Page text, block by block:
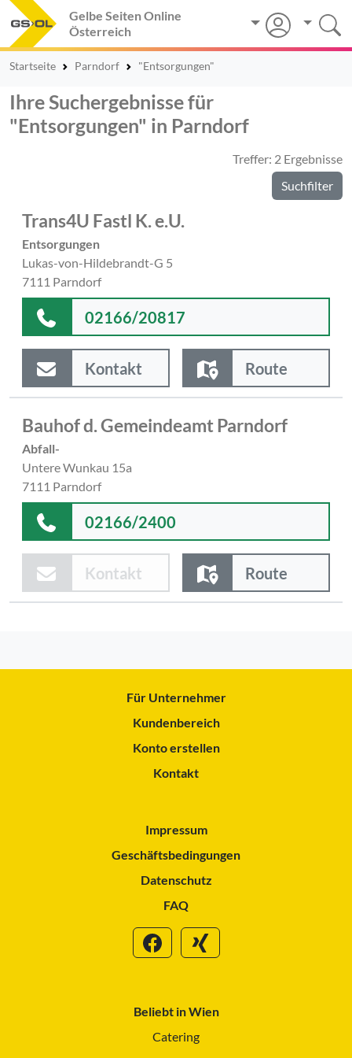
Gelbe Seiten Online
Österreich
Startseite Parndorf "Entsorgungen"
Ihre Suchergebnisse für
"Entsorgungen" in Parndorf
Treffer: 2 Ergebnisse
Suchfilter
Trans4U Fastl K. e.U.
Entsorgungen
Lukas-von-Hildebrandt-G 5
7111 Parndorf
02166/20817
Kontakt Route
Bauhof d. Gemeindeamt Parndorf
Abfall-
Untere Wunkau 15a
7111 Parndorf
02166/2400
Kontakt Route
Für Unternehmer
Kundenbereich
Konto erstellen
Kontakt
Impressum
Geschäftsbedingungen
Datenschutz
FAQ
Beliebt in Wien
Catering